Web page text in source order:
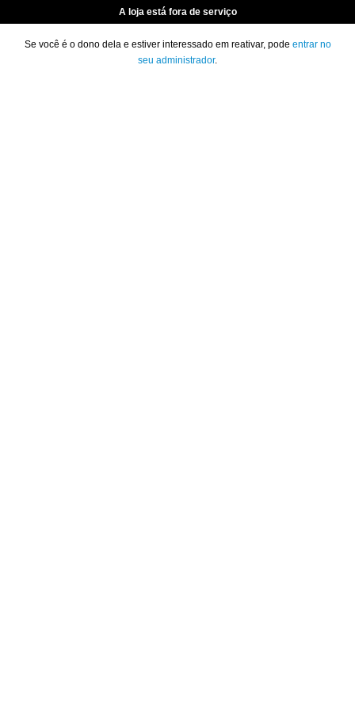
A loja está fora de serviço
Se você é o dono dela e estiver interessado em reativar, pode entrar no
seu administrador.